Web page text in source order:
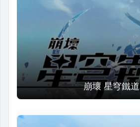
崩壞 星穹鐵道